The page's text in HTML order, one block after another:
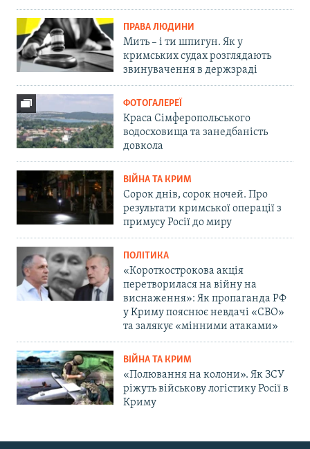
ПРАВА ЛЮДИНИ
Мить – і ти шпигун. Як у
кримських судах розглядають
звинувачення в держзраді
ФОТОГАЛЕРЕЇ
Краса Сімферопольського
водосховища та занедбаність
довкола
ВІЙНА ТА КРИМ
Сорок днів, сорок ночей. Про
результати кримської операції з
примусу Росії до миру
ПОЛІТИКА
«Короткострокова акція
перетворилася на війну на
виснаження»: Як пропаганда РФ
у Криму пояснює невдачі «СВО»
та залякує «мінними атаками»
ВІЙНА ТА КРИМ
«Полювання на колони». Як ЗСУ
ріжуть військову логістику Росії в
Криму